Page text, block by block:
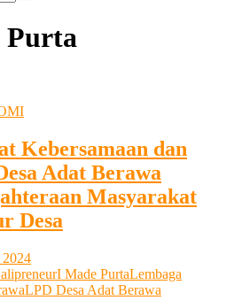
Purta
Kebersamaan dan
Adat Berawa
Masyarakat
Desa
I Made PurtaLembaga
LPD Desa Adat Berawa